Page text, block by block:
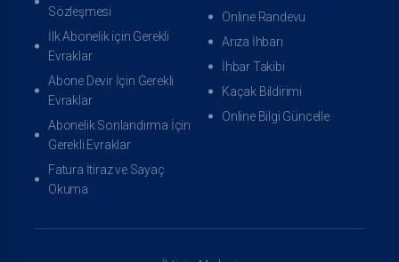
Sözleşmesi
İlk Abonelik için Gerekli
Evraklar
Abone Devir İçin Gerekli
Evraklar
Abonelik Sonlandırma İçin
Gerekli Evraklar
Fatura İtiraz ve Sayaç
Okuma
Online Randevu
Arıza İhbarı
İhbar Takibi
Kaçak Bildirimi
Online Bilgi Güncelle